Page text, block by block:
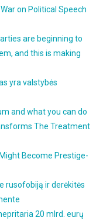
on Political Speech
are beginning to
and this is making
yra valstybės
and what you can do
The Treatment
Become Prestige-
rusofobiją ir derėkitės
20 mlrd. eurų